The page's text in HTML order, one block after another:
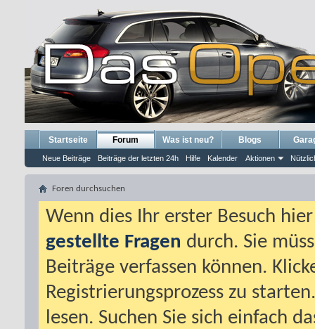
Startseite Forum
Neue Beiträge Beiträge der letzten 24h Hilfe Kalender Aktionen
Was ist neu? Blogs
Foren durchsuchen
Wenn dies Ihr erster Besuch
gestellte Fragen durch. Sie
Beiträge verfassen können.
Registrierungsprozess zu
lesen. Suchen Sie sich einfach